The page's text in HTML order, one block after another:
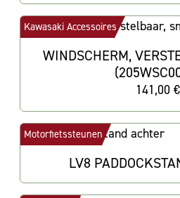
Kawasaki Accessoires
WINDSCHERM,
141,00 €
Motorfietssteunen
LV8